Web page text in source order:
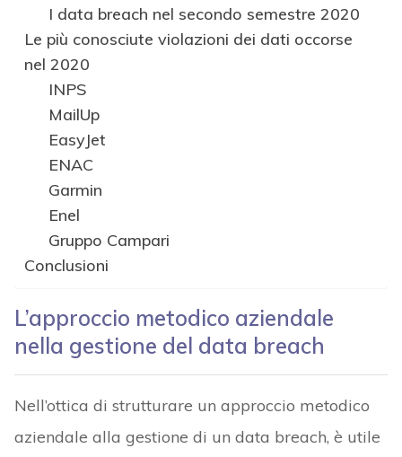
I data breach nel secondo semestre 2020
Le più conosciute violazioni dei dati occorse
nel 2020
INPS
MailUp
EasyJet
ENAC
Garmin
Enel
Gruppo Campari
Conclusioni
L’approccio metodico aziendale
nella gestione del data breach
Nell’ottica di strutturare un approccio metodico
aziendale alla gestione di un data breach, è utile